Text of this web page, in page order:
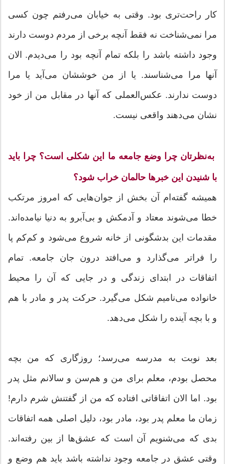
کار راحت‌تری بود. وقتی به خیابان می‌رفتم چون کسی
مرا نمی‌شناخت نه فقط آنچه برخی از مردم دوست دارند
وجود داشته باشد را بلکه تمام آنچه بود را می‌دیدم. الان
آنها مرا می‌شناسند. یا از من خوششان می‌آید یا مرا
دوست ندارند. عکس‌العملی که آنها در مقابل من از خود
نشان می‌دهند واقعی نیست.
به‌نظرتان چرا وضع جامعه ما این شکلی است؟ چرا باید
با شنیدن این خبرها حالمان خراب شود؟
همیشه گفته‌ام آن بخش از جوان‌هایی که امروز مرتکب
خطا می‌شوند معتاد و آدمکش و بی‌آبرو به دنیا نیامده‌اند.
مقدمات این بدشگونی از خانه شروع می‌شود و کم‌کم پا
را فراتر می‌گذارد و می‌افتد درون جان جامعه. تمام
اتفاقات در ابتدای زندگی و در جایی که آن را محیط
خانواده می‌نامیم شکل می‌گیرد. حرکت پدر و مادر با هم
و با بچه آینده را شکل می‌دهد.
بعد نوبت به مدرسه می‌رسد؛ روزگاری که من بچه
محصل بودم، معلم برای من و هم‌سن و سالانم مثل پدر
بود. اما الان اتفاقاتی افتاده که من از گفتنش شرم دارم!
زمان ما معلم پدر بود، مادر بود، دلیل اصلی همه اتفاقات
بدی که می‌شنویم آن است که عشق‌ها از بین رفته‌اند.
وقتی عشق در جامعه وجود نداشته باشد باید هم وضع و